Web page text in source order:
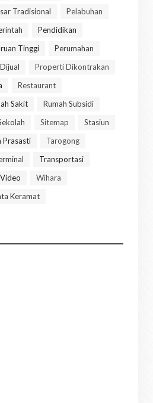
Tradisional
Pelabuhan
Pendidikan
Tinggi
Perumahan
Properti Dikontrakan
Restaurant
Sakit
Rumah Subsidi
Sitemap
Stasiun
Prasasti
Tarogong
Transportasi
Video
Wihara
Keramat